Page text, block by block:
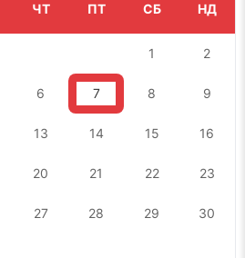
ЧТ ПТ СБ НД
1 2
6 7 8 9
13 14 15 16
20 21 22 23
27 28 29 30